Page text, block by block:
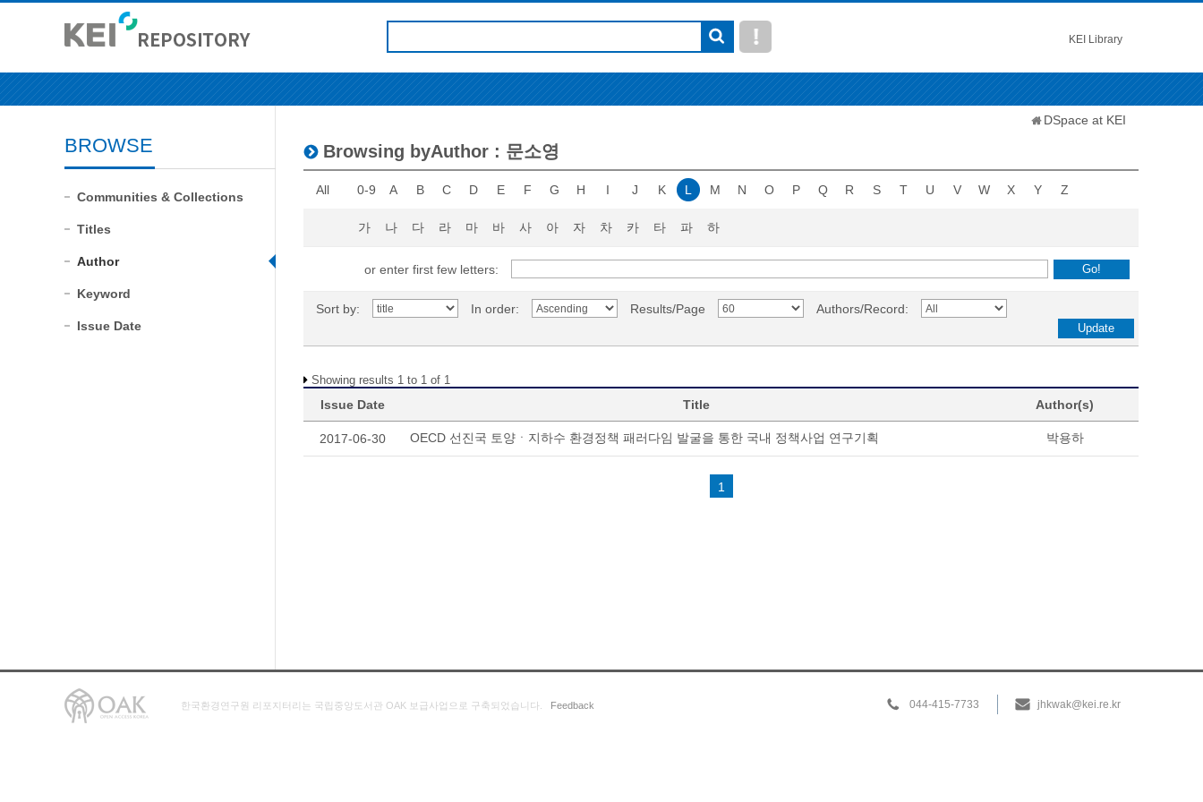
KEI Library
BROWSE
Communities & Collections
Titles
Author
Keyword
Issue Date
DSpace at KEI
Browsing byAuthor : 문소영
All 0-9 A B C D E F G H I J K L M N O P Q R S T U V W X Y Z
가 나 다 라 마 바 사 아 자 차 카 타 파 하
or enter first few letters:
Sort by: In order: Results/Page Authors/Record:
Showing results 1 to 1 of 1
Issue Date Title Author(s)
2017-06-30 OECD 선진국 토양ㆍ지하수 환경정책 패러다임 발굴을 통한 국내 정책사업 연구기획 박용하
1
044-415-7733 jhkwak@kei.re.kr
한국환경연구원 리포지터리는 국립중앙도서관 OAK 보급사업으로 구축되었습니다. Feedback